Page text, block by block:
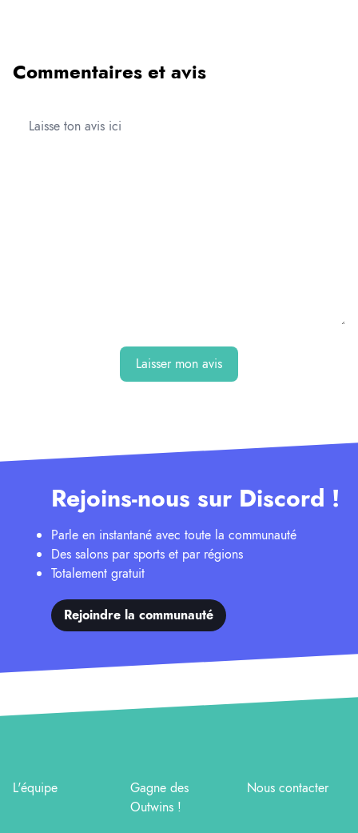
Commentaires et avis
Laisser mon avis
Rejoins-nous sur Discord !
Parle en instantané avec toute la communauté
Des salons par sports et par régions
Totalement gratuit
Rejoindre la communauté
L'équipe
Gagne des
Outwins !
Nous contacter